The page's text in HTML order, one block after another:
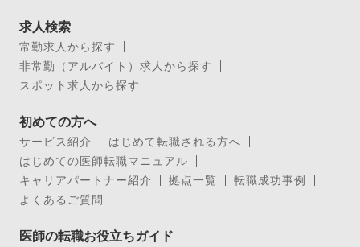
求人検索
常勤求人から探す
非常勤（アルバイト）求人から探す
スポット求人から探す
初めての方へ
サービス紹介
はじめて転職される方へ
はじめての医師転職マニュアル
キャリアパートナー紹介
拠点一覧
転職成功事例
よくあるご質問
医師の転職お役立ちガイド